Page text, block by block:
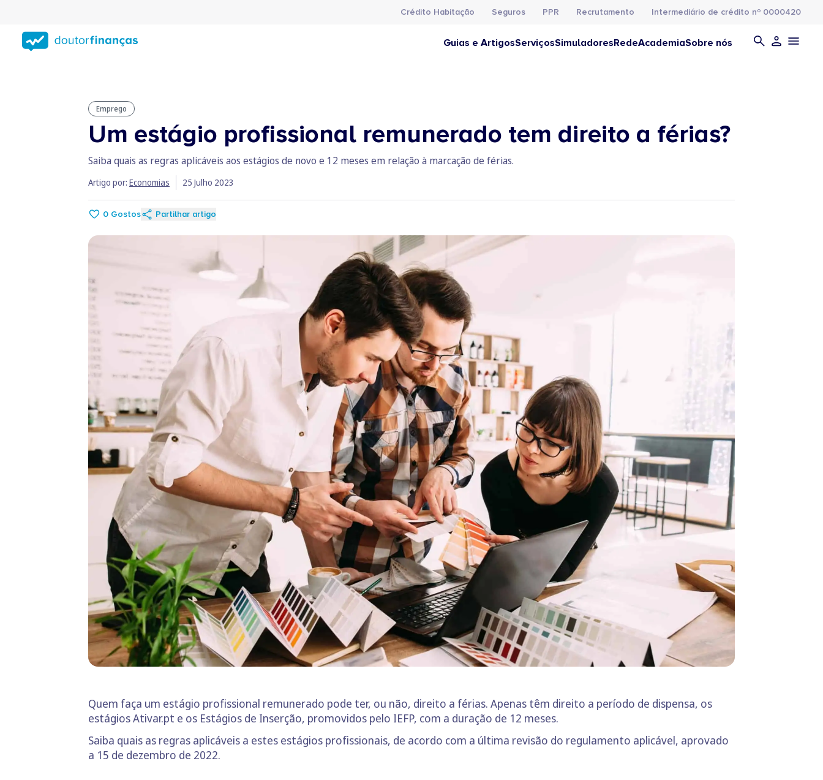
conteúdo
principal
Crédito Habitação Seguros PPR Recrutamento Intermediário de crédito nº 0000420
Guias e ArtigosServiçosSimuladoresRedeAcademiaSobre nós
Emprego
Um estágio profissional remunerado tem direito a férias?
Saiba quais as regras aplicáveis aos estágios de novo e 12 meses em relação à marcação de férias.
Artigo por: Economias 25 Julho 2023
0 Gostos Partilhar artigo
Quem faça um estágio profissional remunerado pode ter, ou não, direito a férias. Apenas têm direito a período de dispensa, os
estágios Ativar.pt e os Estágios de Inserção, promovidos pelo IEFP, com a duração de 12 meses.
Saiba quais as regras aplicáveis a estes estágios profissionais, de acordo com a última revisão do regulamento aplicável, aprovado
a 15 de dezembro de 2022.